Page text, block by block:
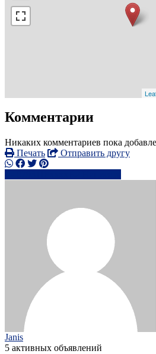
Комментарии
Никаких комментариев пока
Печать
Отправить другу
Janis
5 активных объявлений